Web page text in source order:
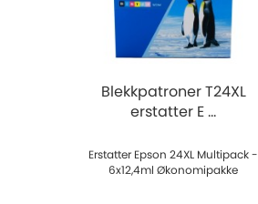
Blekkpatroner T24XL
erstatter E ...
Erstatter Epson 24XL Multipack -
6x12,4ml Økonomipakke